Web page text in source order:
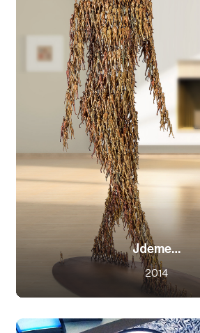
Jdeme…
2014